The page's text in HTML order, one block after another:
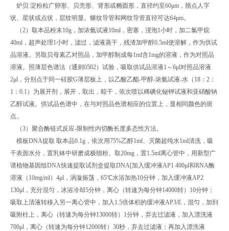
炉贝 淀粉粒广卵形、贝壳形、肾形或椭圆形，直径约至60μm，胳点人字
状、星状或点状，层纹明显。蜾纹导管和网纹导管直径可达64μm。
（2）取本品粉末10g，加浓氨试液10ml，密塞，浸泡1小时，加二氯甲烷
40ml，超声处理1小时，滤过，滤液蒸干，残渣加甲醇0.5ml使溶解，作为供试
品溶液。另取贝母素乙对照品，加甲醇制成每1ml含1mg的溶液，作为对照品
溶液。照薄层色谱法（通则0502）试验，吸取供试品溶液1～6μl对照品溶液
2μl，分别点于同一硅胶G薄层板上，以乙酸乙酯-甲醇-浓氨试液-水（18：2：
1：0.1）为展开剂，展开，取出，晾干，依次喷以稀碘化铋钾试液和亚硝酸钠
乙醇试液。供试品色谱中，在与对照品色谱相应的位置上，显相同颜色的斑
点。
（3）聚合酶链式反应-限制性内切酶长度多态性方法。
模板DNA提取 取本品0.1g，依次用75%乙醇1ml、灭菌超纯水1ml清洗，吸
干表面水分，置乳钵中研磨成极细粉。取20mg，置1.5ml离心管中，用新型广
谱植物基因组DNA快速提取试剂盒提取DNA[加入缓冲液AP1 400μl和RNA酶
溶液（10mg/ml）4μl，涡漩振荡，65℃水浴加热10分钟，加入缓冲液AP2
130μl，充分混匀，冰浴冷却5分钟，离心（转速为每分钟14000转）10分钟；
吸取上清液转移入另一离心管中，加入1.5倍体积的缓冲液AP3/E，混匀，加到
吸附柱上，离心（转速为每分钟13000转）1分钟，弃去过滤液，加入漂洗液
700μl，离心（转速为每分钟12000转）30秒，弃去过滤液；再加入漂洗液